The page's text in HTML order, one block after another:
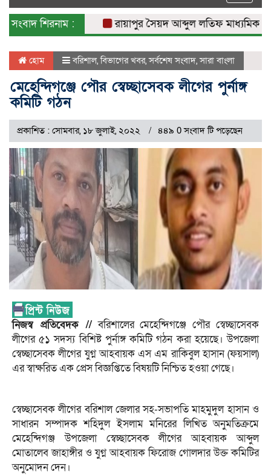
সংবাদ শিরনাম :
রায়াপুর সৈয়দ আব্দুল লতিফ মাধ্যমিক
হোম বরিশাল,বিভাগের খবর,সর্বশেষ সংবাদ,সারা বাংলা
মেহেন্দিগঞ্জে পৌর স্বেচ্ছাসেবক লীগের পুর্নাঙ্গ
কমিটি গঠন
প্রকাশিত : সোমবার, ১৮ জুলাই, ২০২২ ৪৪৯ 0 সংবাদ টি পড়েছেন
নিজস্ব প্রতিবেদক //বরিশালের মেহেন্দিগঞ্জে পৌর স্বেচ্ছাসেবক
লীগের ৫১ সদস্য বিশিষ্ট পুর্নাঙ্গ কমিটি গঠন করা হয়েছে। উপজেলা
স্বেচ্ছাসেবক লীগের যুগ্ন আহবায়ক এস এম রাকিবুল হাসান (ফয়সাল)
এর স্বাক্ষরিত এক প্রেস বিজ্ঞপ্তিতে বিষয়টি নিশ্চিত হওয়া গেছে।
স্বেচ্ছাসেবক লীগের বরিশাল জেলার সহ-সভাপতি মাহমুদুল হাসান ও
সাধারন সম্পাদক শহিদুল ইসলাম মনিরের লিখিত অনুমতিক্রমে
মেহেন্দিগঞ্জ উপজেলা স্বেচ্ছাসেবক লীগের আহবায়ক আব্দুল
মোতালেব জাহাঙ্গীর ও যুগ্ন আহবায়ক ফিরোজ গোলদার উক্ত কমিটির
অনুমোদন দেন।